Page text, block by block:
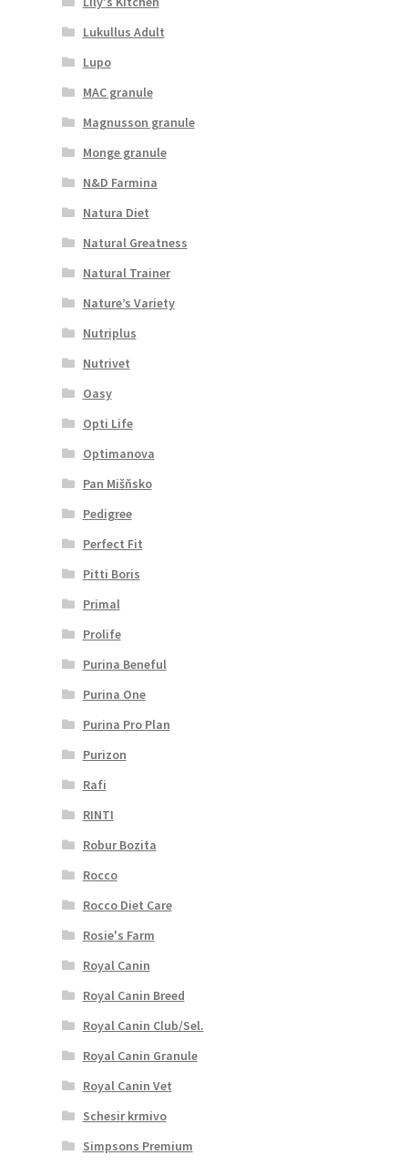
Lukullus Adult
Lupo
MAC granule
Magnusson granule
Monge granule
N&D Farmina
Natura Diet
Natural Greatness
Natural Trainer
Nature’s Variety
Nutriplus
Nutrivet
Oasy
Opti Life
Optimanova
Pan Mišňsko
Pedigree
Perfect Fit
Pitti Boris
Primal
Prolife
Purina Beneful
Purina One
Purina Pro Plan
Purizon
Rafi
RINTI
Robur Bozita
Rocco
Rocco Diet Care
Rosie's Farm
Royal Canin
Royal Canin Breed
Royal Canin Club/Sel.
Royal Canin Granule
Royal Canin Vet
Schesir krmivo
Simpsons Premium